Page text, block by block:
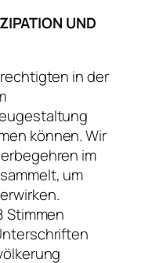
UND
in der
können. Wir
im
um
Stimmen